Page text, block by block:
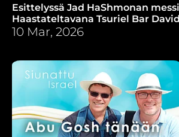
Esittelyssä Jad HaShmonan
Haastateltavana Tsuriel Bar
10 Mar, 2026